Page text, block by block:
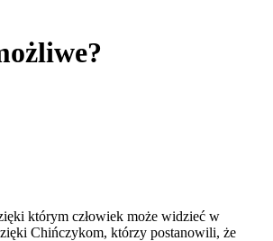
którym człowiek może widzieć w
Chińczykom, którzy postanowili, że